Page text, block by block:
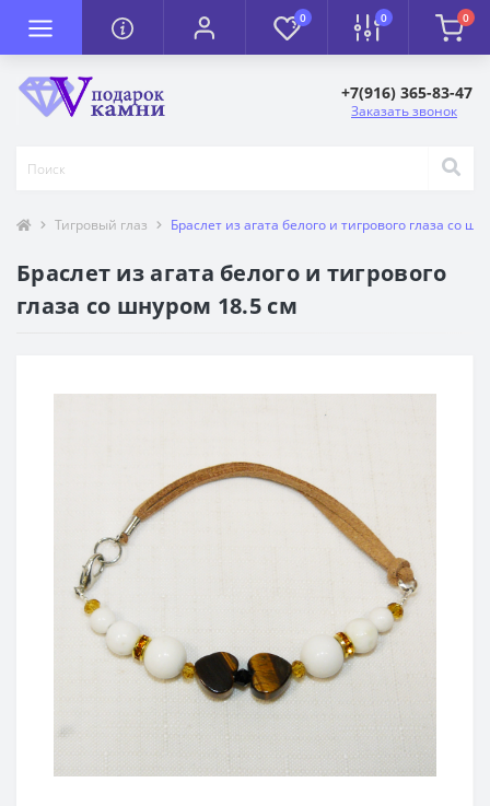
0 0 0
+7(916) 365-83-47
Заказать звонок
Тигровый глаз Браслет из агата белого и тигрового глаза со
Браслет из агата белого и тигрового
глаза со шнуром 18.5 см